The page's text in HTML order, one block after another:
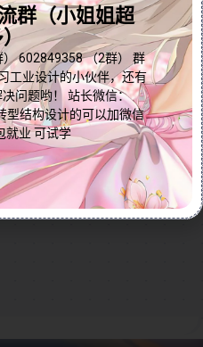
物理地址问题。
取Creo 5.0破解版并完成
无论是初学者还是有经验
安装技巧和解决方案。立
下载、安装与配置！
Creo软件
群（小姐姐超
602849358 （2群） 群
工业设计的小伙伴，还有
问题哟！ 站长微信：
型结构设计的可以加微信
就业 可试学
习资料哟~
加群嘛